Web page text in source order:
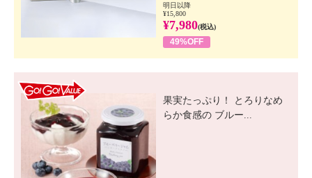
明日以降
¥15,800
¥7,980(税込)
49%OFF
果実たっぷり！ とろりなめ
らか食感の ブルー...